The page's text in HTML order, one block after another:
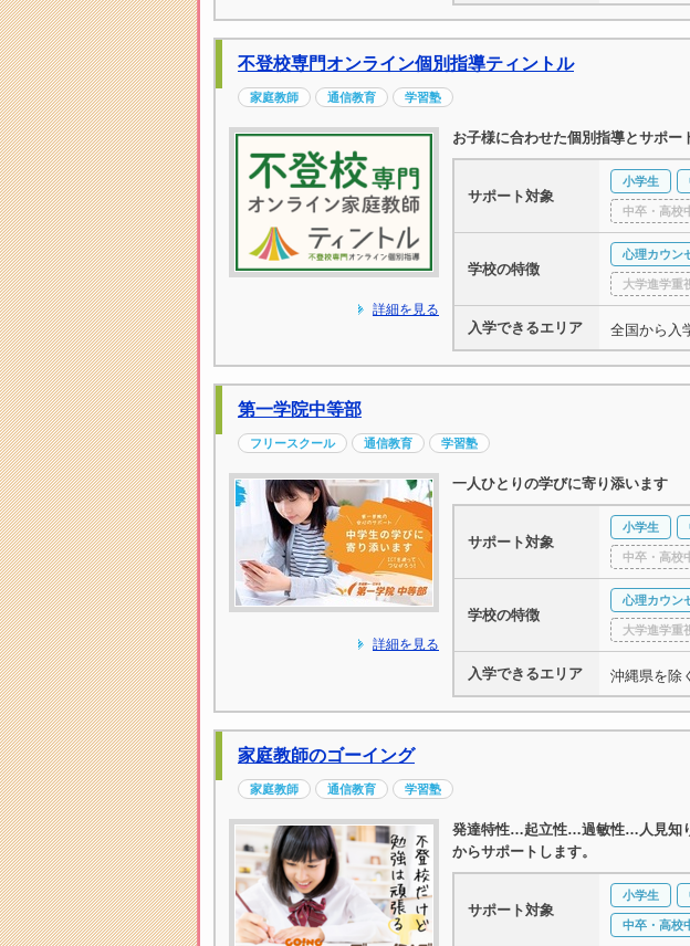
不登校専門オンライン個別指導ティントル
家庭教師 通信教育 学習塾
詳細を見る
お子様に合わせた個別指導とサポー
サポート対象
小学生
中卒・高校
学校の特徴
心理カウン
大学進学重
入学できるエリア 全国から入
第一学院中等部
フリースクール 通信教育 学習塾
詳細を見る
一人ひとりの学びに寄り添います
サポート対象
小学生
中卒・高校
学校の特徴
心理カウン
大学進学重
入学できるエリア 沖縄県を除
家庭教師のゴーイング
家庭教師 通信教育 学習塾
発達特性…起立性…過敏性…人見知
からサポートします。
サポート対象
小学生
中卒・高校